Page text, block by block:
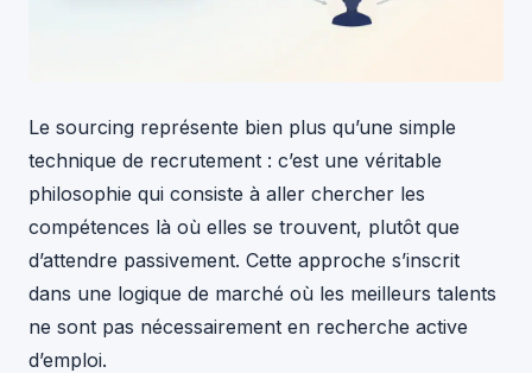
Le sourcing représente bien plus qu’une simple
technique de recrutement : c’est une véritable
philosophie qui consiste à aller chercher les
compétences là où elles se trouvent, plutôt que
d’attendre passivement. Cette approche s’inscrit
dans une logique de marché où les meilleurs talents
ne sont pas nécessairement en recherche active
d’emploi.